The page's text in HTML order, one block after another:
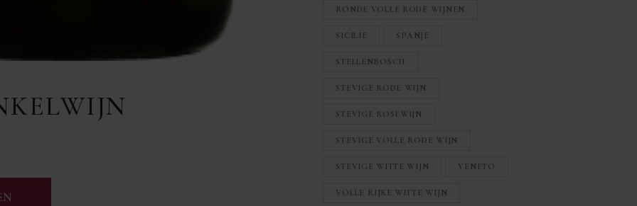
RONDE VOLLE RODE WIJNEN
SICILIE SPANJE
STELLENBOSCH
STEVIGE RODE WIJN
STEVIGE ROSEWIJN
STEVIGE VOLLE RODE WIJN
STEVIGE WITTE WIJN VENETO
VOLLE RIJKE WITTE WIJN